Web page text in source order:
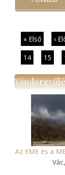
Első
oldal
« Első ‹
Page
14 Page
15
Az EME és a